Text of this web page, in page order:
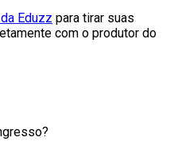
Eduzz para tirar suas
com o produtor do